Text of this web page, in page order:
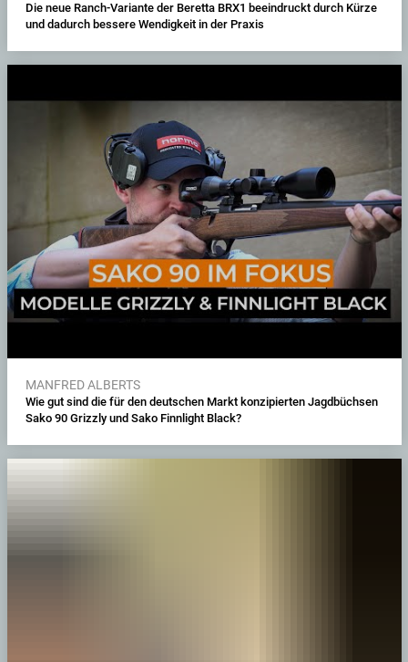
Die neue Ranch-Variante der Beretta BRX1 beeindruckt durch Kürze
und dadurch bessere Wendigkeit in der Praxis
MANFRED ALBERTS
Wie gut sind die für den deutschen Markt konzipierten Jagdbüchsen
Sako 90 Grizzly und Sako Finnlight Black?